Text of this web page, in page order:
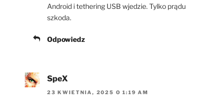
Android i tethering USB wjedzie. Tylko prądu
szkoda.
Odpowiedz
SpeX
23 KWIETNIA, 2025 O 1:19 AM